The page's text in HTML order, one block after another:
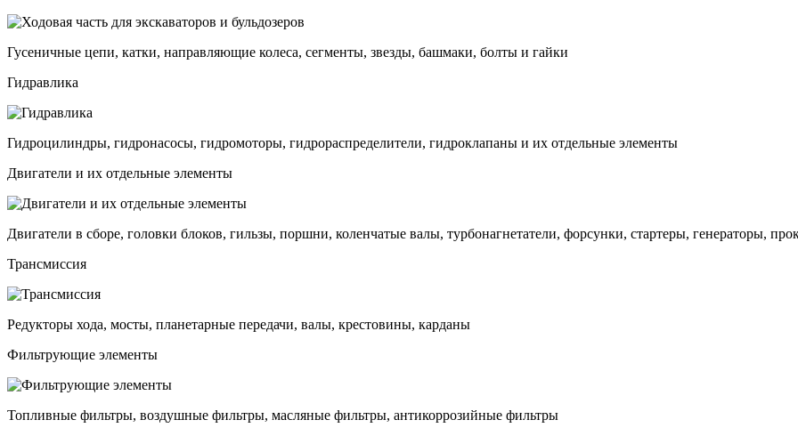
Гусеничные цепи, катки, направляющие колеса, сегменты, звезды, башмаки, болты и гайки
Гидравлика
Гидроцилиндры, гидронасосы, гидромоторы, гидрораспределители, гидроклапаны и их отдельные элементы
Двигатели и их отдельные элементы
Двигатели в сборе, головки блоков, гильзы, поршни, коленчатые валы, турбонагнетатели, форсунки, стартеры, генераторы,
Трансмиссия
Редукторы хода, мосты, планетарные передачи, валы, крестовины, карданы
Фильтрующие элементы
Топливные фильтры, воздушные фильтры, масляные фильтры, антикоррозийные фильтры